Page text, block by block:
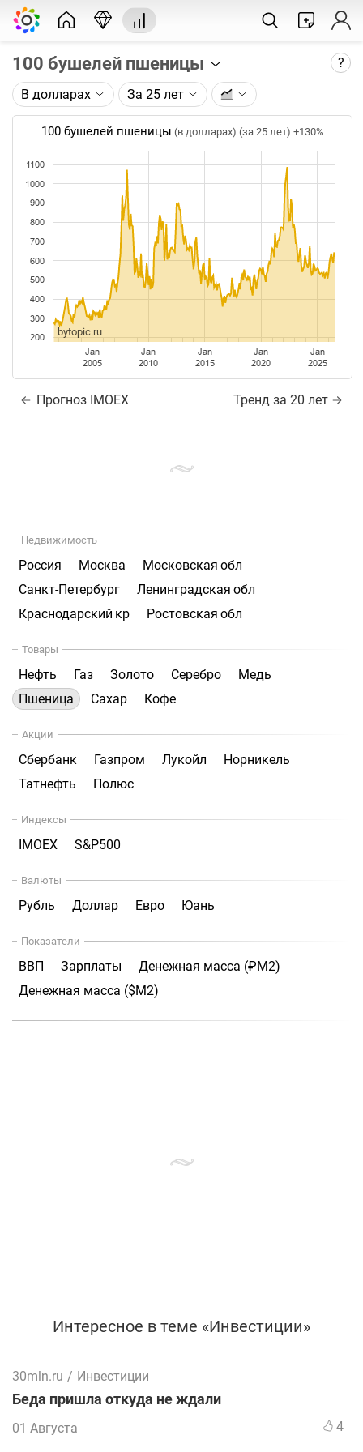
100 бушелей пшеницы ?
Описание графика:
Цена фьючерса на пшеницу, торгуемого на CME.
Каждая точка на графике - цена закрытия дня,
недели или месяца. Оптимальный таймфрейм
(день, неделя, месяц) подбирается автоматически
при изменении глубины графика.
Данные добавляются ежедневно.
В долларах За 25 лет
100 бушелей пшеницы (в долларах) (за 25 лет) +130%
Jan
2005
Jan
2010
Jan
2015
Jan
2020
Jan
2025
200
300
400
500
600
700
800
900
1000
1100
bytopic.ru
Прогноз IMOEX Тренд за 20 лет
Недвижимость
Россия Москва
Московская обл
Санкт-Петербург
Ленинградская обл
Краснодарский кр
Ростовская обл
Товары
Нефть Газ Золото Серебро
Медь
Пшеница
Сахар Кофе
Акции
Сбербанк Газпром Лукойл
Норникель
Татнефть
Полюс
Индексы
IMOEX S&P500
Валюты
Рубль Доллар Евро Юань
Показатели
ВВП Зарплаты
Денежная масса (₽М2)
Денежная масса ($М2)
Интересное в теме «Инвестиции»
30mln.ru / Инвестиции
Беда пришла откуда не ждали
01 Августа 4